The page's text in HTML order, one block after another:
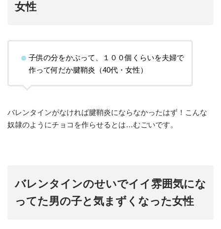
女性
子供の分をかぶって、１００個くらいを夫婦で
作って何だか腱鞘炎（40代・女性）
バレンタインがなければ腱鞘炎にならなかったはず！こんな
奴隷のようにチョコを作らせるとは…むごいです。
バレンタインのせいでイイ雰囲気にな
ってた男の子と気まずくなった女性